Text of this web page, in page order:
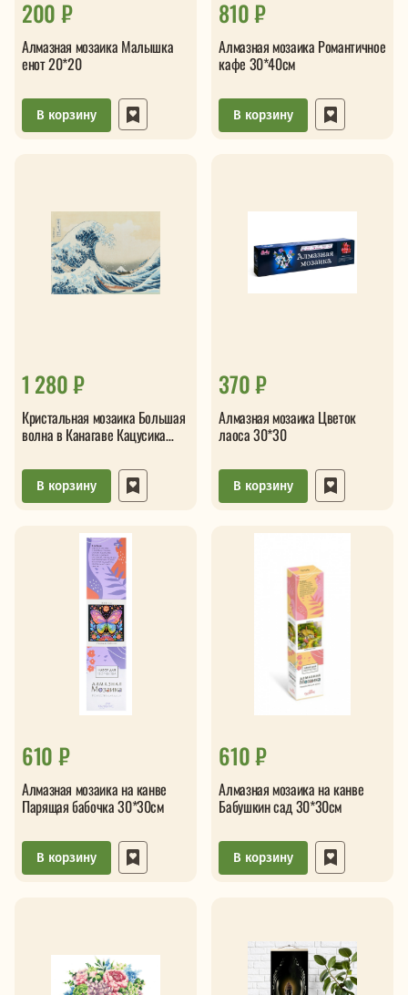
200 ₽
Алмазная мозаика Малышка
енот 20*20
В корзину
810 ₽
Алмазная мозаика Романтичное
кафе 30*40см
В корзину
1 280 ₽
Кристальная мозаика Большая
волна в Канагаве Кацусика
В корзину
370 ₽
Алмазная мозаика Цветок
лаоса 30*30
В корзину
610 ₽
Алмазная мозаика на канве
Парящая бабочка 30*30см
В корзину
610 ₽
Алмазная мозаика на канве
Бабушкин сад 30*30см
В корзину